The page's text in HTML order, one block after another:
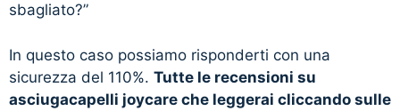
sbagliato?”
In questo caso possiamo risponderti con una
sicurezza del 110%. Tutte le recensioni su
asciugacapelli joycare che leggerai cliccando sulle